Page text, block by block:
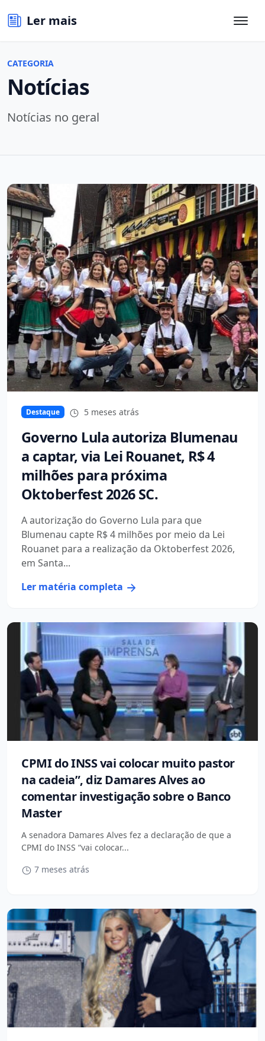
Ler mais
CATEGORIA
Notícias
Notícias no geral
Destaque 5 meses atrás
Governo Lula autoriza Blumenau
a captar, via Lei Rouanet, R$ 4
milhões para próxima
Oktoberfest 2026 SC.
A autorização do Governo Lula para que
Blumenau capte R$ 4 milhões por meio da Lei
Rouanet para a realização da Oktoberfest 2026,
em Santa...
Ler matéria completa
CPMI do INSS vai colocar muito pastor
na cadeia”, diz Damares Alves ao
comentar investigação sobre o Banco
Master
A senadora Damares Alves fez a declaração de que a
CPMI do INSS “vai colocar...
7 meses atrás